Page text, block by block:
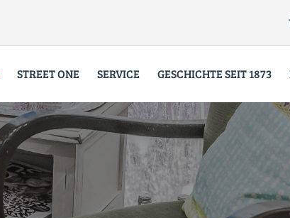
STREET ONE SERVICE GESCHICHTE SEIT 1873